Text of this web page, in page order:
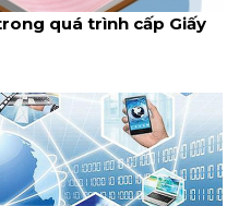
quá trình cấp Giấy